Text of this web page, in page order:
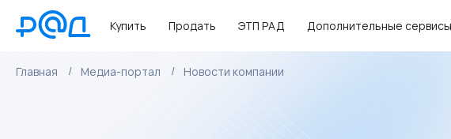
Купить Продать ЭТП РАД Дополнительные сервисы
Главная Медиа-портал Новости компании